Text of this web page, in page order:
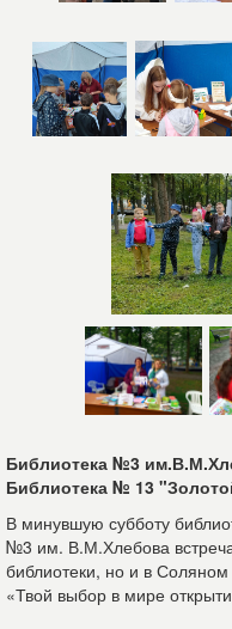
Библиотека №3
Библиотека № 13
В минувшую субботу
№3 им. В.М.Хлебова
библиотеки, но и в
«Твой выбор в мире